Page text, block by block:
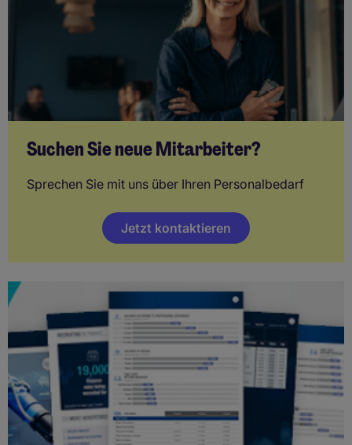
Suchen Sie neue Mitarbeiter?
Sprechen Sie mit uns über Ihren Personalbedarf
Jetzt kontaktieren